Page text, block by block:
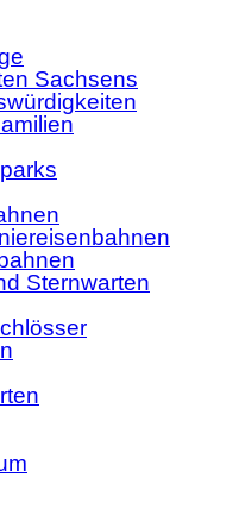
Sachsens
Sternwarten